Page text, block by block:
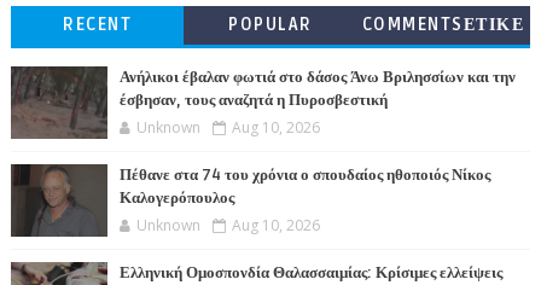
RECENT POPULAR
COMMENTSΕΤΙΚΕ
Ανήλικοι έβαλαν φωτιά στο δάσος Άνω Βριλησσίων και την
έσβησαν, τους αναζητά η Πυροσβεστική
Unknown Aug 10, 2026
Πέθανε στα 74 του χρόνια ο σπουδαίος ηθοποιός Νίκος
Καλογερόπουλος
Unknown Aug 10, 2026
Ελληνική Ομοσπονδία Θαλασσαιμίας: Κρίσιμες ελλείψεις